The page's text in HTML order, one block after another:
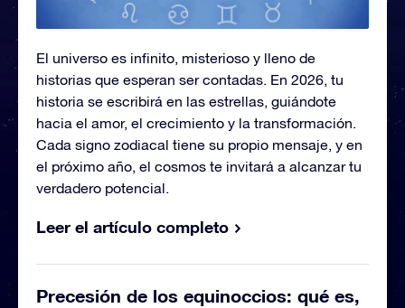
El universo es infinito, misterioso y lleno de
historias que esperan ser contadas. En 2026, tu
historia se escribirá en las estrellas, guiándote
hacia el amor, el crecimiento y la transformación.
Cada signo zodiacal tiene su propio mensaje, y en
el próximo año, el cosmos te invitará a alcanzar tu
verdadero potencial.
Leer el artículo completo
Precesión de los equinoccios: qué es,